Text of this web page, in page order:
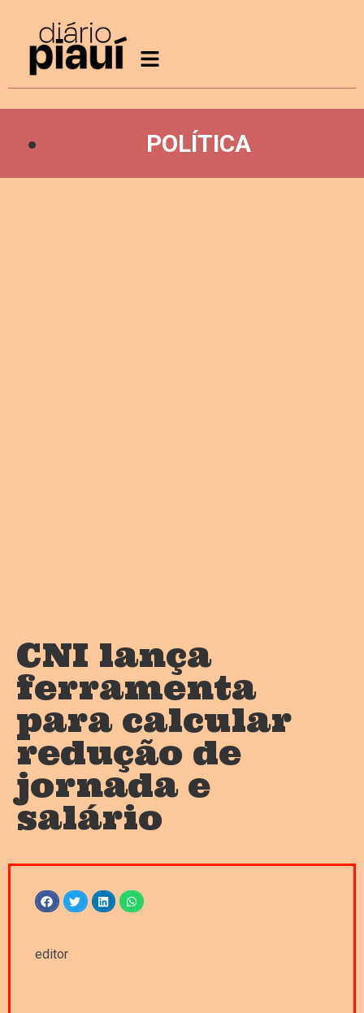
POLÍTICA
CNI lança
ferramenta
para calcular
redução de
jornada e
salário
editor